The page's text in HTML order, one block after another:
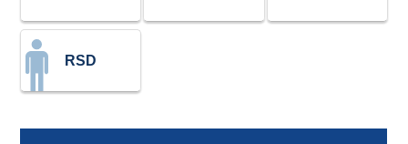
RSD